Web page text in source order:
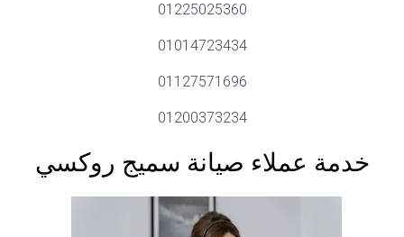
01225025360
01014723434
01127571696
01200373234
خدمة عملاء صيانة سميج روكسي